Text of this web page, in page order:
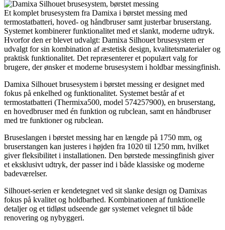
Et komplet brusesystem fra Damixa i børstet messing med
termostatbatteri, hoved- og håndbruser samt justerbar bruserstang.
Systemet kombinerer funktionalitet med et slankt, moderne udtryk.
Hvorfor den er blevet udvalgt: Damixa Silhouet brusesystem er
udvalgt for sin kombination af æstetisk design, kvalitetsmaterialer og
praktisk funktionalitet. Det repræsenterer et populært valg for
brugere, der ønsker et moderne brusesystem i holdbar messingfinish.
Damixa Silhouet brusesystem i børstet messing er designet med
fokus på enkelhed og funktionalitet. Systemet består af et
termostatbatteri (Thermixa500, model 574257900), en bruserstang,
en hovedbruser med én funktion og rubclean, samt en håndbruser
med tre funktioner og rubclean.
Bruseslangen i børstet messing har en længde på 1750 mm, og
bruserstangen kan justeres i højden fra 1020 til 1250 mm, hvilket
giver fleksibilitet i installationen. Den børstede messingfinish giver
et eksklusivt udtryk, der passer ind i både klassiske og moderne
badeværelser.
Silhouet-serien er kendetegnet ved sit slanke design og Damixas
fokus på kvalitet og holdbarhed. Kombinationen af funktionelle
detaljer og et tidløst udseende gør systemet velegnet til både
renovering og nybyggeri.